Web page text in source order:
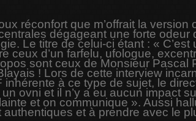
réconfort que m’offrait la version
dégageant une forte odeur
Le titre de celui-ci étant : «
ceux d’un farfelu, ufologue,
sont ceux de Monsieur Pascal
! Lors de cette interview
à ce type de sujet, le
ovni et il n’y a eu aucun impact
et on communique ». Aussi
et à prendre avec le